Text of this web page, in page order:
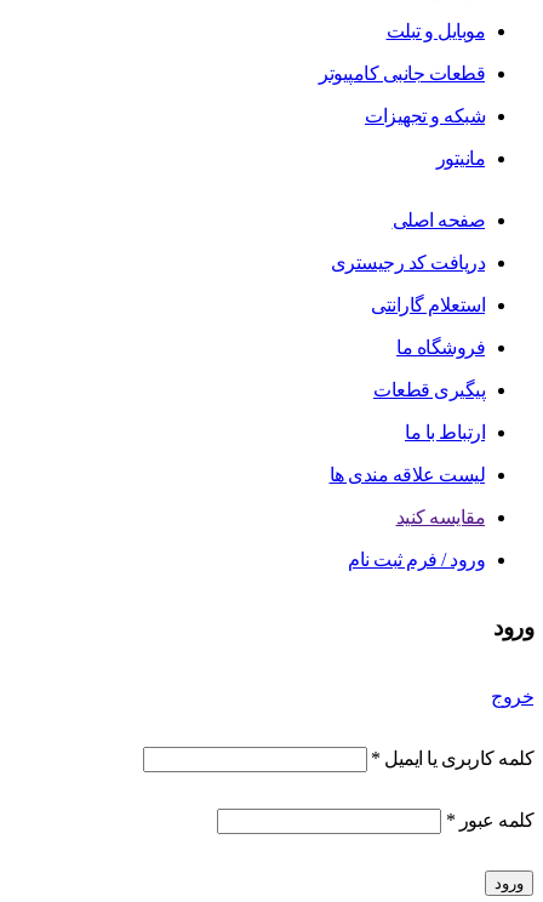
موبایل و تبلت
قطعات جانبی کامپیوتر
شبکه و تجهیزات
مانیتور
صفحه اصلی
دریافت کد رجیستری
استعلام گارانتی
فروشگاه ما
پیگیری قطعات
ارتباط با ما
لیست علاقه مندی ها
مقایسه کنید
ورود / فرم ثبت نام
ورود
خروج
کلمه کاربری یا ایمیل *
کلمه عبور *
ورود